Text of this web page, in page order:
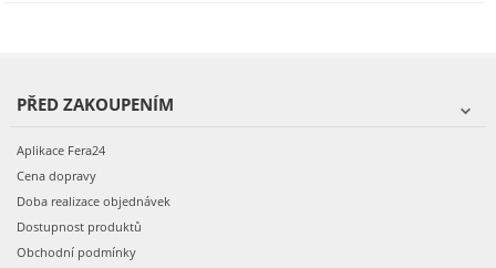
PŘED ZAKOUPENÍM
Aplikace Fera24
Cena dopravy
Doba realizace objednávek
Dostupnost produktů
Obchodní podmínky